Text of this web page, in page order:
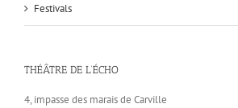
Festivals
THÉÂTRE DE L’ÉCHO
4, impasse des marais de Carville